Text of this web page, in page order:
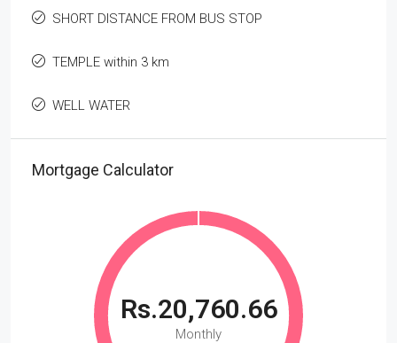
SHORT DISTANCE FROM BUS STOP
TEMPLE within 3 km
WELL WATER
Mortgage Calculator
Rs.20,760.66
Monthly